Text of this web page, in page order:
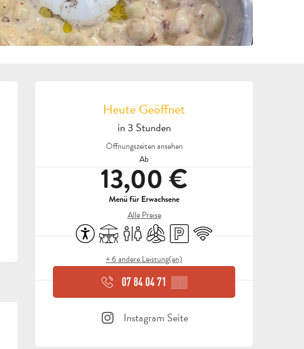
ÖFFNUNGSZEITEN &
Heute Geöffnet
in 3 Stunden
Öffnungszeiten ansehen
Ab
13,00 €
Menü für Erwachsene
Alle Preise
Zugänglichkeit
TerrasseToilettenKlimaanlage
Parkplatz
Wi-Fi
+ 6 andere Leistung(en)
07 84 04 71 ▒▒
Instagram Seite